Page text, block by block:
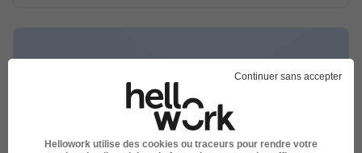
Stage - Assistant Coordination Transport
Hermès
Continuer sans accepter
Hellowork utilise des cookies ou traceurs pour rendre votre